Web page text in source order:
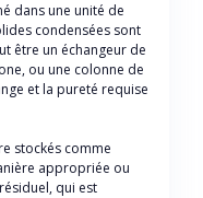
dans une unité de
condensées sont
être un échangeur de
ou une colonne de
et la pureté requise
stockés comme
appropriée ou
qui est